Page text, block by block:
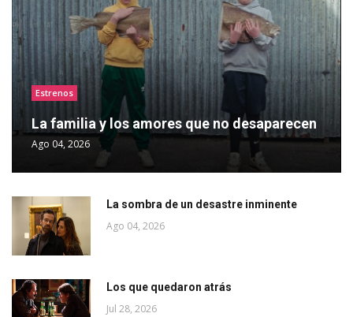
Estrenos
La familia y los amores que no desaparecen
Ago 04, 2026
La sombra de un desastre inminente
Ago 04, 2026
Los que quedaron atrás
Jul 28, 2026